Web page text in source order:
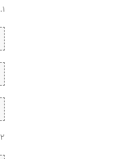
۱. ایجاد یک یوزر و ورود به سیستم.
۲. دانلود و اجرای اسکریپت.